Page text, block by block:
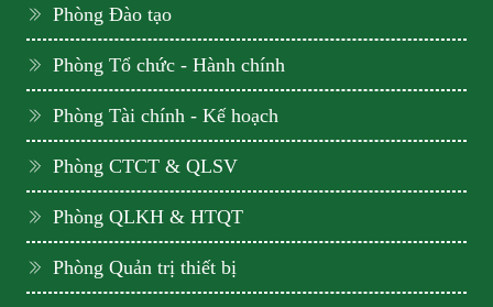
Phòng Đào tạo
Phòng Tổ chức - Hành chính
Phòng Tài chính - Kế hoạch
Phòng CTCT & QLSV
Phòng QLKH & HTQT
Phòng Quản trị thiết bị